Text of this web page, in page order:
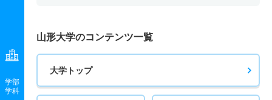
学部
学科
山形大学のコンテンツ一覧
大学トップ